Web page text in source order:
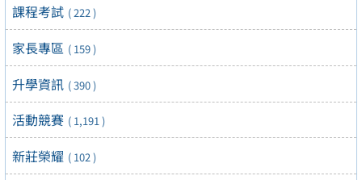
課程考試 ( 222 )
家長專區 ( 159 )
升學資訊 ( 390 )
活動競賽 ( 1,191 )
新莊榮耀 ( 102 )